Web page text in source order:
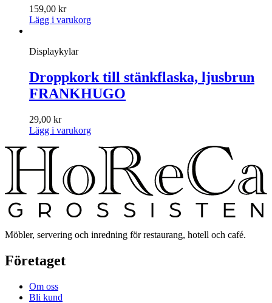
159,00 kr
Lägg i varukorg
Displaykylar
Droppkork till stänkflaska, ljusbrun
FRANKHUGO
29,00 kr
Lägg i varukorg
Möbler, servering och inredning för restaurang, hotell och café.
Företaget
Om oss
Bli kund